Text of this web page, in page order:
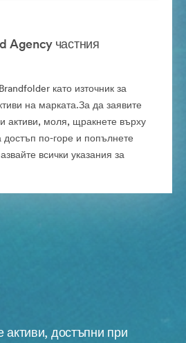
Agency частния
като източник за
на марката.За да заявите
активи, моля, щракнете върху
достъп по-горе и попълнете
всички указания за
достъпни при